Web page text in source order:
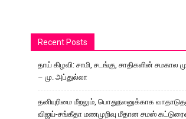
Recent Posts
தாய் கிழவி: சாமி, சடங்கு, சாதிகளின் சமகால
– மு. அப்துல்லா
தனியுரிமை மீறலும், பொதுநலனுக்காக
விஜய்-சங்கீதா மணமுறிவு மீதான சமஸ்